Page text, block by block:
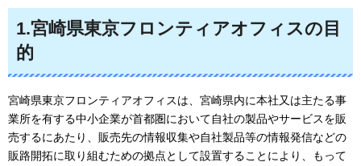
1.宮崎県東京フロンティアオフィスの目
的
宮崎県東京フロンティアオフィスは、宮崎県内に本社又は主たる事
業所を有する中小企業が首都圏において自社の製品やサービスを販
売するにあたり、販売先の情報収集や自社製品等の情報発信などの
販路開拓に取り組むための拠点として設置することにより、もって